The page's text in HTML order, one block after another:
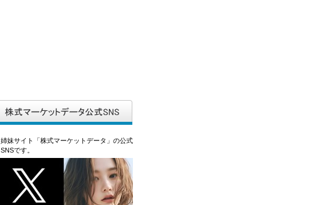
姉妹サイト「株式マーケットデータ」の公式
SNSです。